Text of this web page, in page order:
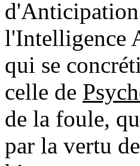
l'Intelligence
qui se
celle de
de la foule,
par la vertu